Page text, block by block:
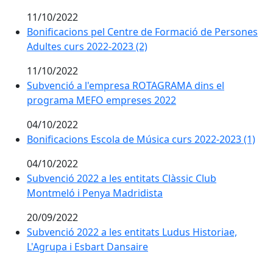
11/10/2022
Bonificacions pel Centre de Formació de Persones
Adultes curs 2022-2023 (2)
11/10/2022
Subvenció a l'empresa ROTAGRAMA dins el
programa MEFO empreses 2022
04/10/2022
Bonificacions Escola de Música curs 2022-2023 (1)
04/10/2022
Subvenció 2022 a les entitats Clàssic Club
Montmeló i Penya Madridista
20/09/2022
Subvenció 2022 a les entitats Ludus Historiae,
L'Agrupa i Esbart Dansaire